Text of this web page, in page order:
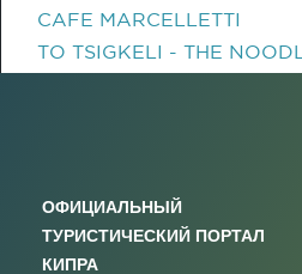
CAFE MARCELLETTI
TO TSIGKELI - THE
ОФИЦИАЛЬНЫЙ
ТУРИСТИЧЕСКИЙ ПОРТАЛ
КИПРА